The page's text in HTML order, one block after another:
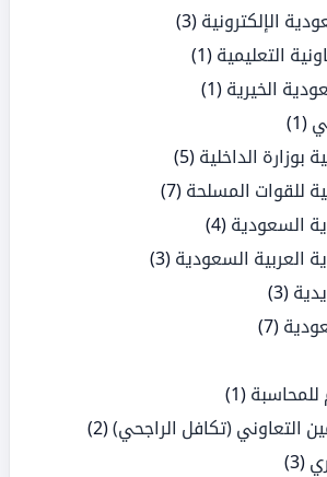
الإلكترونية (3)
التعليمية (1)
الخيرية (1)
(1)
بوزارة الداخلية (5)
للقوات المسلحة (7)
السعودية (4)
العربية السعودية (3)
(3)
(7)
للمحاسبة (1)
التعاوني (تكافل الراجحي)(2)
(3)